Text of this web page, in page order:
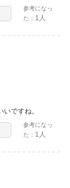
参考になっ
た： 1人
ですね。
参考になっ
た： 1人